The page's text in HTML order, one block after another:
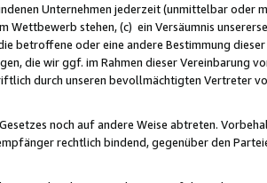
Unternehmen jederzeit (unmittelbar oder
stehen, (c) ein Versäumnis
betroffene oder eine andere Bestimmung dieser
die wir ggf. im Rahmen dieser Vereinbarung
durch unseren bevollmächtigten Vertreter
noch auf andere Weise abtreten.
rechtlich bindend, gegenüber den